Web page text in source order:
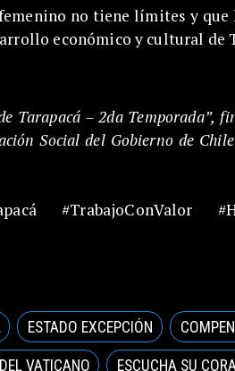
no tiene límites y que
económico y cultural de
Tarapacá – 2da Temporada”,
Social del Gobierno de
#TrabajoConValor
ESTADO EXCEPCIÓN
VATICANO ESCUCHA SU